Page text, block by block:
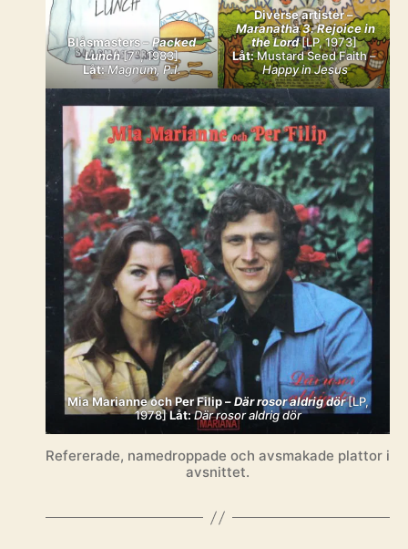
Blåsmasters –Packed
Lunch[7″, 1983]
Låt:Magnum, P.I.
Diverse artister –
Maranatha 3. Rejoice in
the Lord[LP, 1973]
Låt:Mustard Seed Faith –
Happy in Jesus
Mia Marianne och Per Filip –Där rosor aldrig dör[LP,
1978]Låt:Där rosor aldrig dör
Refererade, namedroppade och avsmakade plattor i
avsnittet.